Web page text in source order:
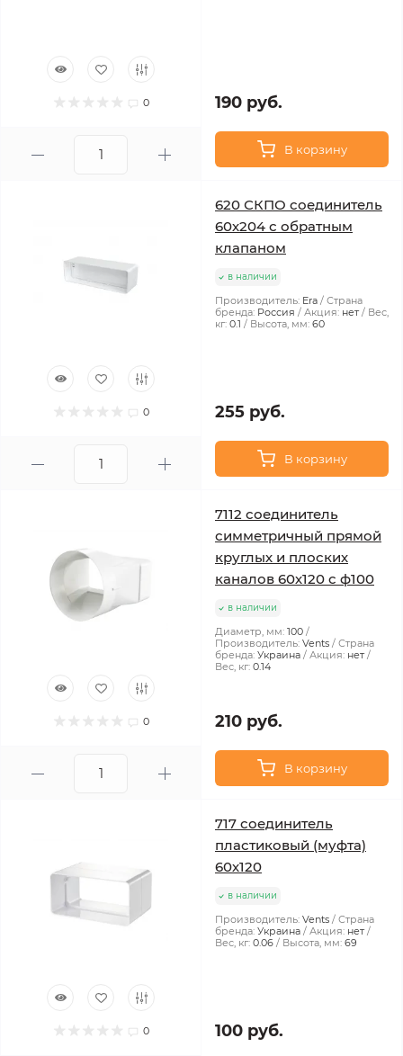
0 190 руб.
В корзину
0
620 СКПО соединитель
60х204 с обратным
клапаном
в наличии
Производитель: Era
Страна
бренда: Россия Акция: нет
Вес,
кг: 0.1 Высота, мм: 60
255 руб.
В корзину
0
7112 соединитель
симметричный прямой
круглых и плоских
каналов 60х120 с ф100
в наличии
Диаметр, мм: 100
Производитель: Vents
Страна
бренда: Украина Акция: нет
Вес, кг: 0.14
210 руб.
В корзину
0
717 соединитель
пластиковый (муфта)
60х120
в наличии
Производитель: Vents
Страна
бренда: Украина Акция: нет
Вес, кг: 0.06 Высота, мм: 69
100 руб.